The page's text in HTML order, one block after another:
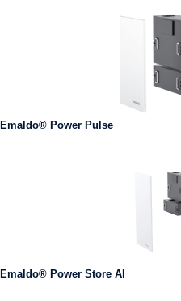
Emaldo® Power Pulse
Emaldo® Power Store AI